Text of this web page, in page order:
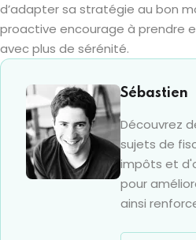
d’adapter sa stratégie au bon
proactive encourage à prendre
avec plus de sérénité.
Sébastien
Découvrez
sujets de
impôts et
pour
ainsi